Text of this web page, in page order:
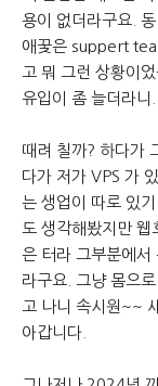
용이 없더라구요.
애꿎은 suppert
고 뭐 그런 상황이
유입이 좀 늘더라니
때려 칠까? 하다가
다가 저가 VPS 가
는 생업이 따로 있
도 생각해봤지만
은 터라 그부분에서
라구요. 그냥 몸으
고 나니 속시원~~
아갑니다.